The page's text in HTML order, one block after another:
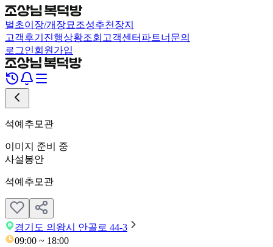
벌초이장/개장묘조성추천장지
고객후기 진행상황조회 고객센터 파트너문의
로그인회원가입
석예추모관
이미지 준비 중
사설봉안
석예추모관
경기도 의왕시 안골로 44-3
09:00 ~ 18:00